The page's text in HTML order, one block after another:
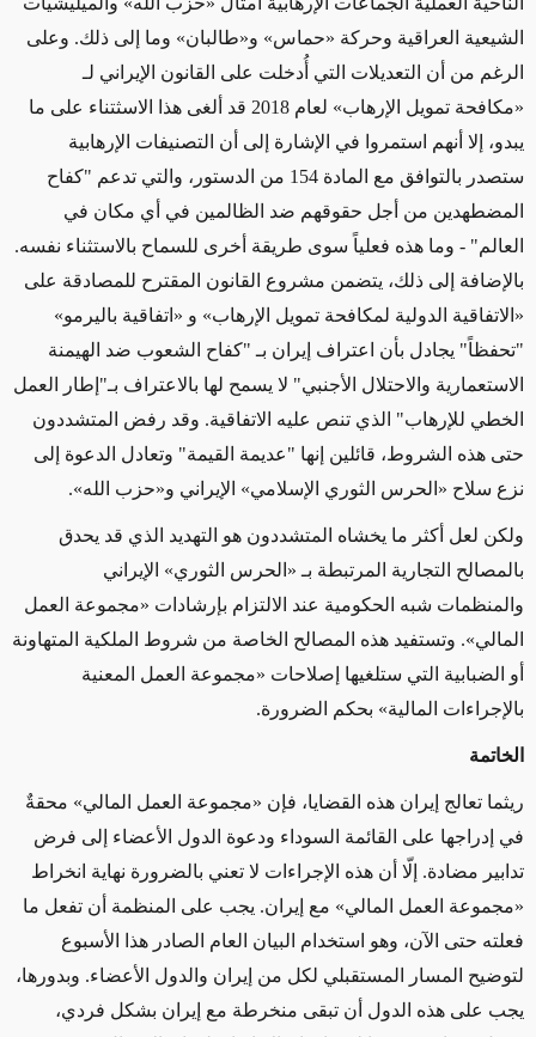
الشيعية العراقية وحركة «حماس» و«طالبان» وما إلى ذلك. وعلى
الرغم من أن التعديلات التي أُدخلت على القانون الإيراني لـ
«مكافحة تمويل الإرهاب» لعام 2018 قد ألغى هذا الاسثتناء على ما
يبدو، إلا أنهم استمروا في الإشارة إلى أن التصنيفات الإرهابية
ستصدر بالتوافق مع المادة 154 من الدستور، والتي تدعم "كفاح
المضطهدين من أجل حقوقهم ضد الظالمين في أي مكان في
العالم" - وما هذه فعلياً سوى طريقة أخرى للسماح بالاستثناء نفسه.
بالإضافة إلى ذلك، يتضمن مشروع القانون المقترح للمصادقة على
«الاتفاقية الدولية لمكافحة تمويل الإرهاب» و «اتفاقية باليرمو»
"تحفظاً" يجادل بأن اعتراف إيران بـ "كفاح الشعوب ضد الهيمنة
الاستعمارية والاحتلال الأجنبي" لا يسمح لها بالاعتراف بـ"إطار العمل
الخطي للإرهاب" الذي تنص عليه الاتفاقية. وقد رفض المتشددون
حتى هذه الشروط، قائلين إنها "عديمة القيمة" وتعادل الدعوة إلى
نزع سلاح «الحرس الثوري الإسلامي» الإيراني و«حزب الله».
ولكن لعل أكثر ما يخشاه المتشددون هو التهديد الذي قد يحدق
بالمصالح التجارية المرتبطة بـ «الحرس الثوري» الإيراني
والمنظمات شبه الحكومية عند الالتزام بإرشادات «مجموعة العمل
المالي». وتستفيد هذه المصالح الخاصة من شروط الملكية المتهاونة
أو الضبابية التي ستلغيها إصلاحات «مجموعة العمل المعنية
بالإجراءات المالية» بحكم الضرورة.
الخاتمة
ريثما تعالج إيران هذه القضايا، فإن «مجموعة العمل المالي» محقةٌ
في إدراجها على القائمة السوداء ودعوة الدول الأعضاء إلى فرض
تدابير مضادة. إلّا أن هذه الإجراءات لا تعني بالضرورة نهاية انخراط
«مجموعة العمل المالي» مع إيران. يجب على المنظمة أن تفعل ما
فعلته حتى الآن، وهو استخدام البيان العام الصادر هذا الأسبوع
لتوضيح المسار المستقبلي لكل من إيران والدول الأعضاء. وبدورها،
يجب على هذه الدول أن تبقى منخرطة مع إيران بشكل فردي،